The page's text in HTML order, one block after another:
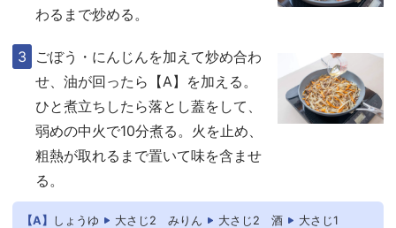
わるまで炒める。
ごぼう・にんじんを加えて炒め合わ
せ、油が回ったら【A】を加える。
ひと煮立ちしたら落とし蓋をして、
弱めの中火で10分煮る。火を止め、
粗熱が取れるまで置いて味を含ませ
る。
【A】 しょうゆ 大さじ2 みりん 大さじ2 酒
大さじ1